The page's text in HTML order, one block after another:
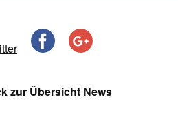
zur Übersicht News